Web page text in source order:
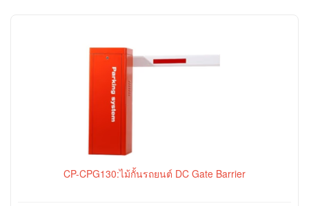
CP-CPG130:ไม้กั้นรถยนต์ DC Gate Barrier